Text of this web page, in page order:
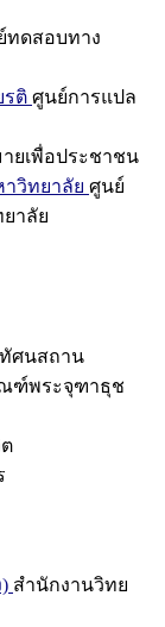
ทดสอบทาง
รติ ศูนย์การแปล
ยเพื่อประชาชน
วิทยาลัย ศูนย์
าลัย
ศนสถาน
ฑ์พระจุฑาธุช
สำนักงานวิทย